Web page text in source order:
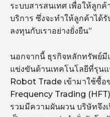
ระบบสารสนเทศ เพื่อให้ลูก
บริการ ซึ่งจะทำให้ลูกค้าได้
ลงทุนกับเราอย่างยั่งยืน”
นอกจากนี้ ธุรกิจหลักทรัพย์
แข่งขันด้านเทคโนโลยีที่รุน
Robot Trade เข้ามาใช้ซื้
Frequency Trading
รวมมีความผันผวน บริษัทจึง